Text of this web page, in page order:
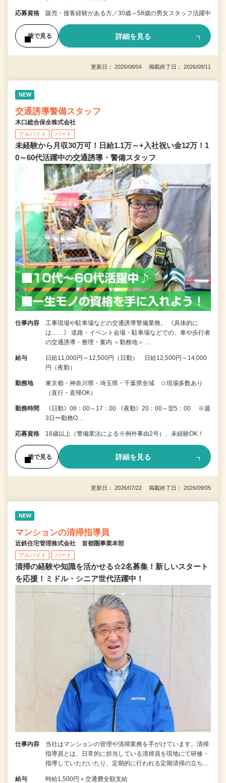
応募資格 販売・接客経験がある方／30歳～58歳の男女スタッフ活躍中
後で見る 詳細を見る
更新日： 2026/08/04 掲載終了日： 2026/09/11
NEW
交通誘導警備スタッフ
木口総合保全株式会社
アルバイト パート
未経験から月収30万可！日給1.1万～+入社祝い金12万！1
0～60代活躍中の交通誘導・警備スタッフ
仕事内容
工事現場や駐車場などの交通誘導警備業務。 《具体的に
は……》 道路・イベント会場・駐車場などでの、車や歩行者
の交通誘導・整理・案内 ＜勤務地＞ …
給与
日給11,000円～12,500円（日勤） 日給12,500円～14,000
円（夜勤）
勤務地
東京都・神奈川県・埼玉県・千葉県全域 ☆現場多数あり
（直行・直帰OK）
勤務時間
《日勤》08：00～17：00 《夜勤》20：00～翌5：00 ※週
3日〜勤務O…
応募資格 18歳以上（警備業法による※例外事由2号）、未経験OK！
後で見る 詳細を見る
更新日： 2026/07/22 掲載終了日： 2026/09/05
NEW
マンションの清掃指導員
近鉄住宅管理株式会社 首都圏事業本部
アルバイト パート
清掃の経験や知識を活かせる☆2名募集！新しいスタート
を応援！ミドル・シニア世代活躍中！
仕事内容
当社はマンションの管理や清掃業務を手がけています。清掃
指導員とは、日常的に担当している清掃員を現地にて研修・
指導していただいたり、定期的に行われる定期清掃の立ち…
給与 時給1,500円＋交通費全額支給